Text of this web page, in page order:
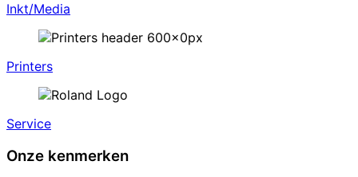
Inkt/Media
Printers
Service
Onze kenmerken